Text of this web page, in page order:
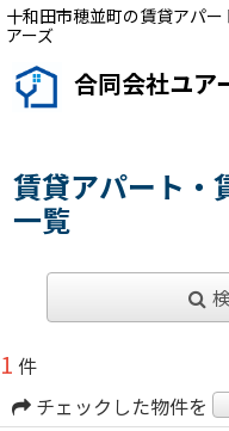
十和田市穂並町の賃貸アパ
アーズ
合同会社ユア
賃貸アパート・
一覧
1 件
チェックした物件を